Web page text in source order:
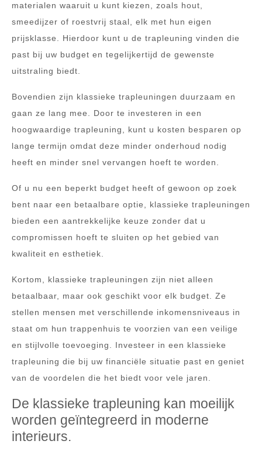
materialen waaruit u kunt kiezen, zoals hout,
smeedijzer of roestvrij staal, elk met hun eigen
prijsklasse. Hierdoor kunt u de trapleuning vinden die
past bij uw budget en tegelijkertijd de gewenste
uitstraling biedt.
Bovendien zijn klassieke trapleuningen duurzaam en
gaan ze lang mee. Door te investeren in een
hoogwaardige trapleuning, kunt u kosten besparen op
lange termijn omdat deze minder onderhoud nodig
heeft en minder snel vervangen hoeft te worden.
Of u nu een beperkt budget heeft of gewoon op zoek
bent naar een betaalbare optie, klassieke trapleuningen
bieden een aantrekkelijke keuze zonder dat u
compromissen hoeft te sluiten op het gebied van
kwaliteit en esthetiek.
Kortom, klassieke trapleuningen zijn niet alleen
betaalbaar, maar ook geschikt voor elk budget. Ze
stellen mensen met verschillende inkomensniveaus in
staat om hun trappenhuis te voorzien van een veilige
en stijlvolle toevoeging. Investeer in een klassieke
trapleuning die bij uw financiële situatie past en geniet
van de voordelen die het biedt voor vele jaren.
De klassieke trapleuning kan moeilijk
worden geïntegreerd in moderne
interieurs.